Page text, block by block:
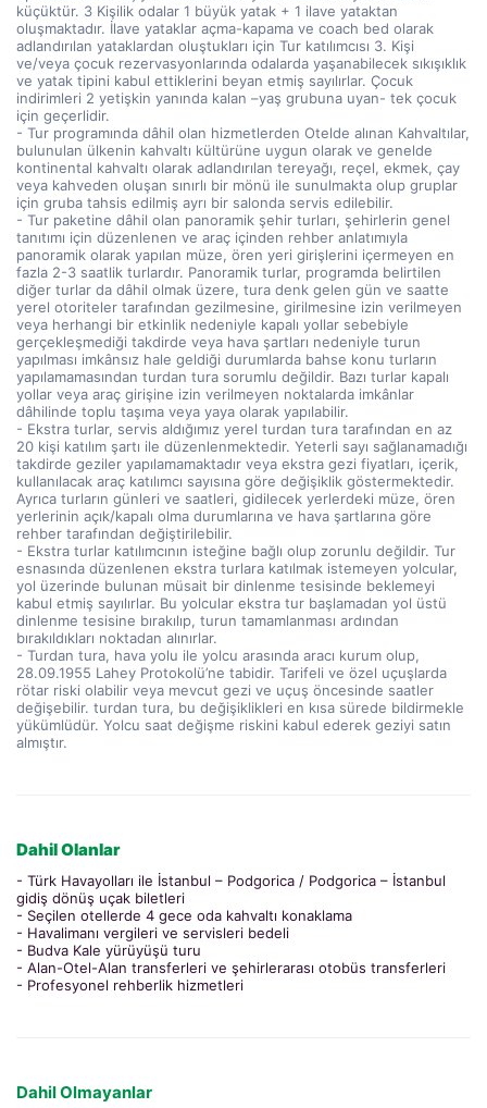
küçüktür. 3 Kişilik odalar 1 büyük yatak + 1 ilave yataktan
oluşmaktadır. İlave yataklar açma-kapama ve coach bed olarak
adlandırılan yataklardan oluştukları için Tur katılımcısı 3. Kişi
ve/veya çocuk rezervasyonlarında odalarda yaşanabilecek sıkışıklık
ve yatak tipini kabul ettiklerini beyan etmiş sayılırlar. Çocuk
indirimleri 2 yetişkin yanında kalan –yaş grubuna uyan- tek çocuk
için geçerlidir.
- Tur programında dâhil olan hizmetlerden Otelde alınan Kahvaltılar,
bulunulan ülkenin kahvaltı kültürüne uygun olarak ve genelde
kontinental kahvaltı olarak adlandırılan tereyağı, reçel, ekmek, çay
veya kahveden oluşan sınırlı bir mönü ile sunulmakta olup gruplar
için gruba tahsis edilmiş ayrı bir salonda servis edilebilir.
- Tur paketine dâhil olan panoramik şehir turları, şehirlerin genel
tanıtımı için düzenlenen ve araç içinden rehber anlatımıyla
panoramik olarak yapılan müze, ören yeri girişlerini içermeyen en
fazla 2-3 saatlik turlardır. Panoramik turlar, programda belirtilen
diğer turlar da dâhil olmak üzere, tura denk gelen gün ve saatte
yerel otoriteler tarafından gezilmesine, girilmesine izin verilmeyen
veya herhangi bir etkinlik nedeniyle kapalı yollar sebebiyle
gerçekleşmediği takdirde veya hava şartları nedeniyle turun
yapılması imkânsız hale geldiği durumlarda bahse konu turların
yapılamamasından turdan tura sorumlu değildir. Bazı turlar kapalı
yollar veya araç girişine izin verilmeyen noktalarda imkânlar
dâhilinde toplu taşıma veya yaya olarak yapılabilir.
- Ekstra turlar, servis aldığımız yerel turdan tura tarafından en az
20 kişi katılım şartı ile düzenlenmektedir. Yeterli sayı sağlanamadığı
takdirde geziler yapılamamaktadır veya ekstra gezi fiyatları, içerik,
kullanılacak araç katılımcı sayısına göre değişiklik göstermektedir.
Ayrıca turların günleri ve saatleri, gidilecek yerlerdeki müze, ören
yerlerinin açık/kapalı olma durumlarına ve hava şartlarına göre
rehber tarafından değiştirilebilir.
- Ekstra turlar katılımcının isteğine bağlı olup zorunlu değildir. Tur
esnasında düzenlenen ekstra turlara katılmak istemeyen yolcular,
yol üzerinde bulunan müsait bir dinlenme tesisinde beklemeyi
kabul etmiş sayılırlar. Bu yolcular ekstra tur başlamadan yol üstü
dinlenme tesisine bırakılıp, turun tamamlanması ardından
bırakıldıkları noktadan alınırlar.
- Turdan tura, hava yolu ile yolcu arasında aracı kurum olup,
28.09.1955 Lahey Protokolü’ne tabidir. Tarifeli ve özel uçuşlarda
rötar riski olabilir veya mevcut gezi ve uçuş öncesinde saatler
değişebilir. turdan tura, bu değişiklikleri en kısa sürede bildirmekle
yükümlüdür. Yolcu saat değişme riskini kabul ederek geziyi satın
almıştır.
Dahil Olanlar
- Türk Havayolları ile İstanbul – Podgorica / Podgorica – İstanbul
gidiş dönüş uçak biletleri
- Seçilen otellerde 4 gece oda kahvaltı konaklama
- Havalimanı vergileri ve servisleri bedeli
- Budva Kale yürüyüşü turu
- Alan-Otel-Alan transferleri ve şehirlerarası otobüs transferleri
- Profesyonel rehberlik hizmetleri
Dahil Olmayanlar